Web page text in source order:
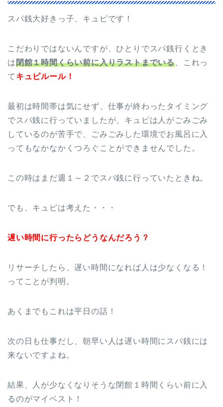
スパ銭大好きっ子、キュピです！
こだわりではないんですが、ひとりでスパ銭行くとき
は閉館１時間くらい前に入りラストまでいる 、これっ
て キュピルール！
最初は時間帯は気にせず、仕事が終わったタイミング
でスパ銭に行っていましたが、キュピは人がごみごみ
しているのが苦手で、ごみごみした環境でお風呂に入
ってもなかなかくつろぐことができませんでした。
この時はまだ週１～２でスパ銭に行っていたときね。
でも、キュピは考えた・・・
遅い時間に行ったらどうなんだろう？
リサーチしたら、遅い時間になれば人は少なくなる！
ってことが判明。
あくまでもこれは平日の話！
次の日も仕事だし、朝早い人は遅い時間にスパ銭には
来ないですよね。
結果、人が少なくなりそうな閉館１時間くらい前に入
るのがマイベスト！